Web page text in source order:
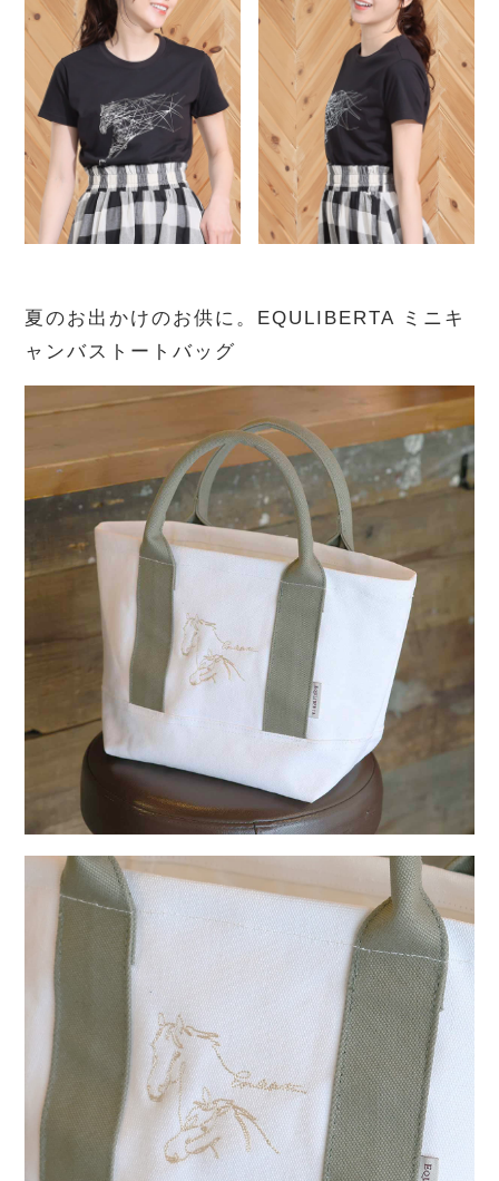
夏のお出かけのお供に。EQULIBERTA ミニキ
ャンバストートバッグ